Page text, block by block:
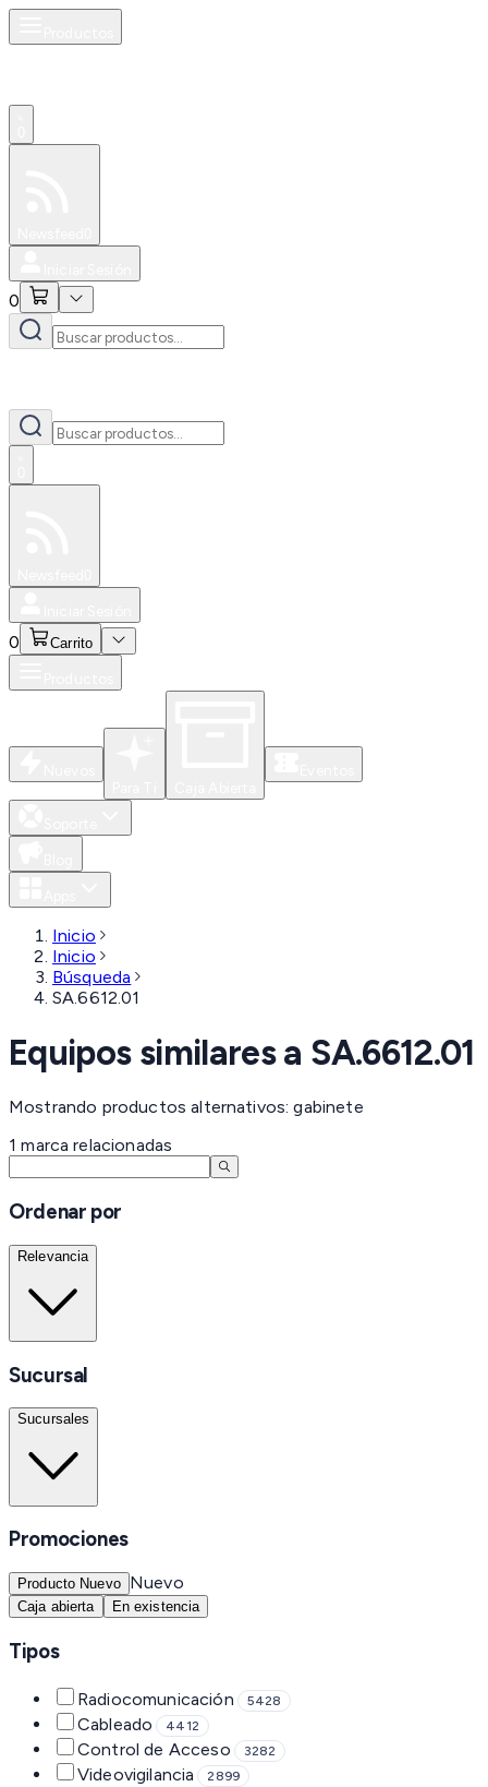
0
0 Carrito
Inicio
Inicio
Búsqueda
SA.6612.01
Equipos similares a SA.6612.01
Mostrando productos alternativos: gabinete
1 marca relacionadas
Ordenar por
Relevancia
Sucursal
Sucursales
Promociones
Producto Nuevo Nuevo
Caja abierta En existencia
Tipos
Radiocomunicación 5428
Cableado 4412
Control de Acceso 3282
Videovigilancia 2899